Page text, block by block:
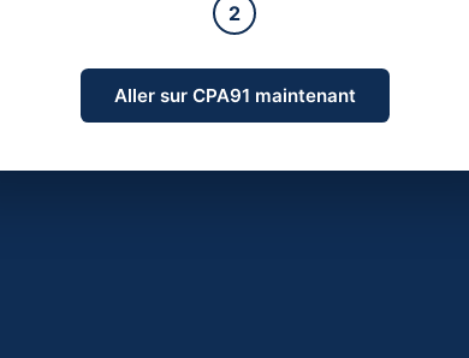
2
Aller sur CPA91 maintenant